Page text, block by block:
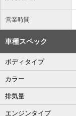
営業時間
車種スペック
ボディタイプ
カラー
排気量
エンジンタイプ